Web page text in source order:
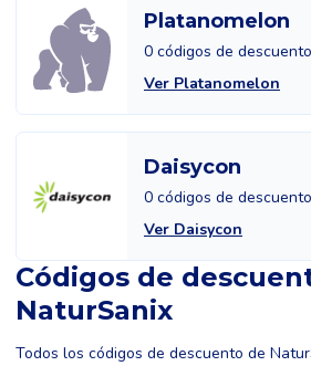
Platanomelon
0 códigos de descuento
Ver Platanomelon
Daisycon
0 códigos de descuento
Ver Daisycon
Códigos de
NaturSanix
Todos los códigos de descuento de